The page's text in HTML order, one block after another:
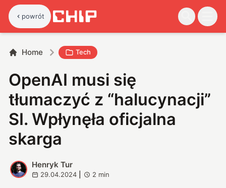
powrót
Home Tech
OpenAI musi się
tłumaczyć z “halucynacji”
SI. Wpłynęła oficjalna
skarga
H
Henryk Tur
29.04.2024 2 min